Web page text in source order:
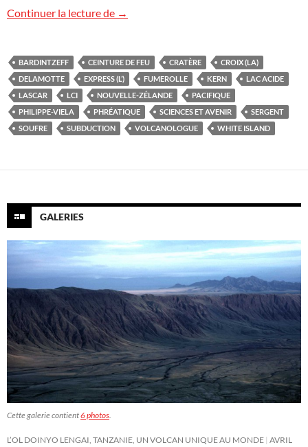
Continuer la lecture de White Island, Nouvelle-Zélande
→
BARDINTZEFF CEINTURE DE FEU CRATÈRE
CROIX (LA)
DELAMOTTE
EXPRESS (L’) FUMEROLLE KERN
LAC ACIDE
LASCAR
LCI NOUVELLE-ZÉLANDE
PACIFIQUE
PHILIPPE-VIELA
PHRÉATIQUE SCIENCES ET AVENIR
SERGENT
SOUFRE
SUBDUCTION VOLCANOLOGUE WHITE ISLAND
GALERIES
Cette galerie contient6 photos.
L’OL DOINYO LENGAI, TANZANIE, UN VOLCAN UNIQUE AU MONDE AVRIL